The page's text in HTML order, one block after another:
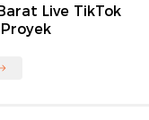
Live TikTok